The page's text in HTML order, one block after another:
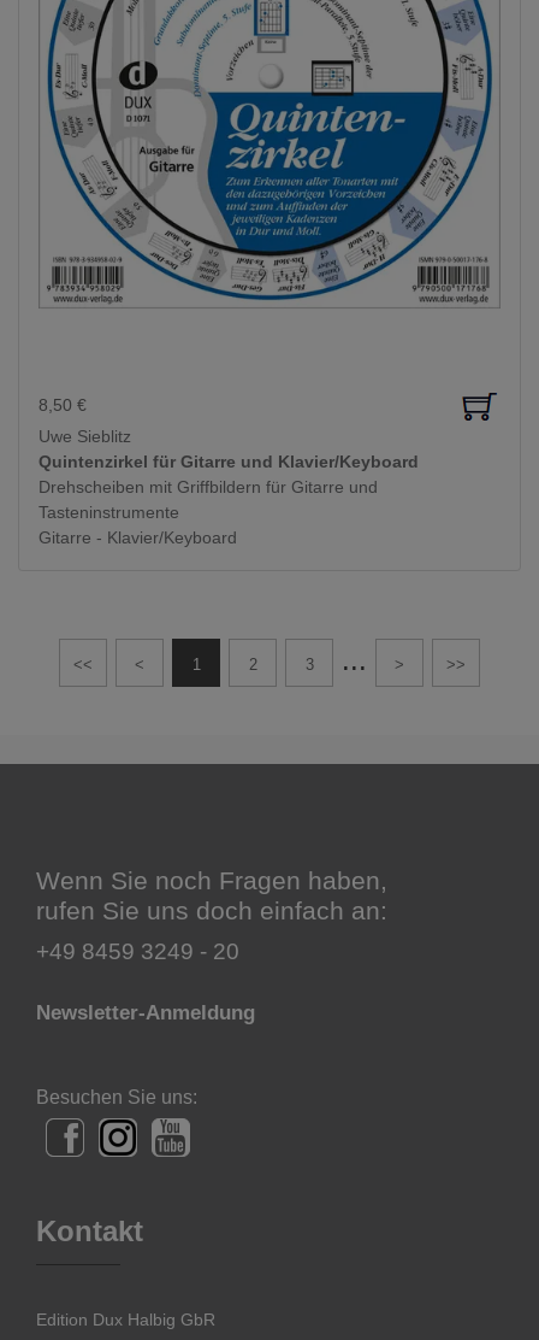
8,50 €
Uwe Sieblitz
Quintenzirkel für Gitarre und Klavier/Keyboard
Drehscheiben mit Griffbildern für Gitarre und
Tasteninstrumente
Gitarre - Klavier/Keyboard
<< < 1 2 3 ... > >>
Wenn Sie noch Fragen haben,
rufen Sie uns doch einfach an:
+49 8459 3249 - 20
Newsletter-Anmeldung
Besuchen Sie uns:
Kontakt
Edition Dux Halbig GbR